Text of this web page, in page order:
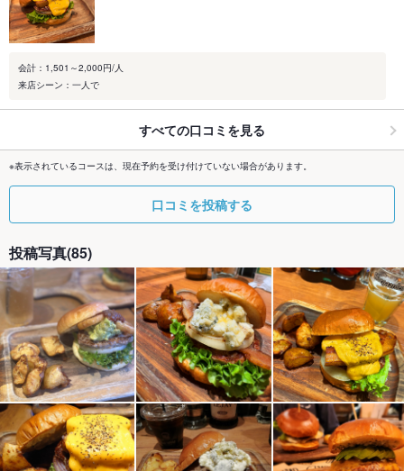
会計：1,501～2,000円/人
来店シーン：一人で
すべての口コミを見る
※表示されているコースは、現在予約を受け付けていない場合があります。
口コミを投稿する
投稿写真(85)